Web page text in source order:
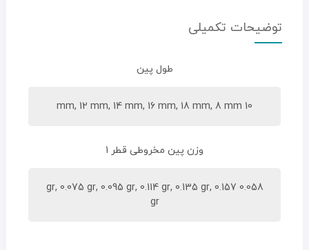
توضیحات تکمیلی
طول پین
10 mm, 12 mm, 14 mm, 16 mm, 18 mm, 8 mm
وزن پین مخروطی قطر 1
0.058 gr, 0.075 gr, 0.095 gr, 0.114 gr, 0.135 gr, 0.157
gr